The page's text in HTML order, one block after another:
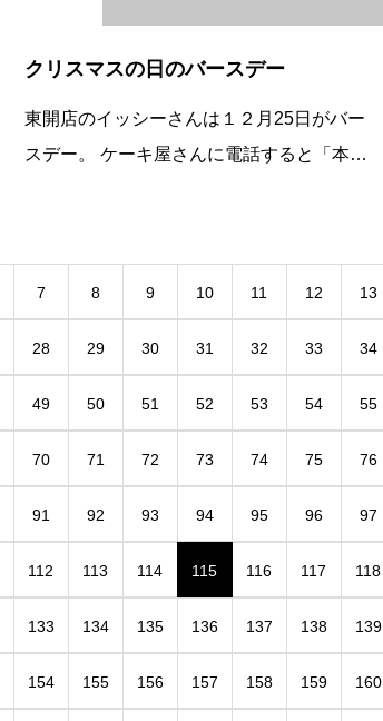
クリスマスの日のバースデー
東開店のイッシーさんは１２月25日がバー
スデー。 ケーキ屋さんに電話すると「本日
ぇっ！！」 あわててカズちゃん
7 8 9 10 11 12 13
28 29 30 31 32 33 34
49 50 51 52 53 54 55
70 71 72 73 74 75 76
91 92 93 94 95 96 97
112 113 114 115 116 117 118
133 134 135 136 137 138 139
154 155 156 157 158 159 160